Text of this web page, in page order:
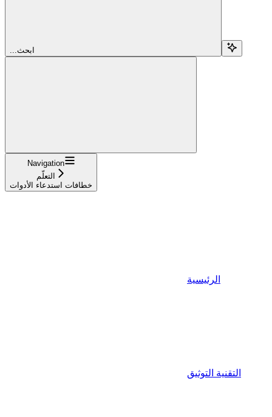
...ابحث
Navigation
التعلّم
خطافات استدعاء الأدوات
الرئيسية
التقنية التوثيق